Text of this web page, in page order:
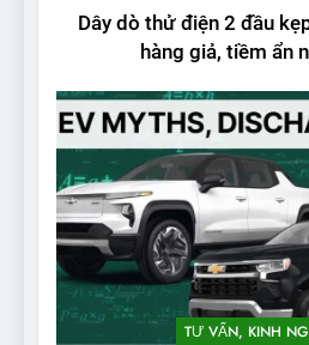
Dây dò thử điện 2 đầu
hàng giả, tiềm ẩn
TƯ VẤN, KINH
2
Test